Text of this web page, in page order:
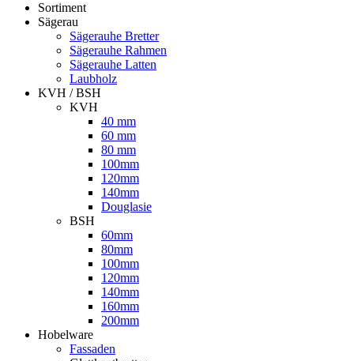
Sortiment
Sägerau
Sägerauhe Bretter
Sägerauhe Rahmen
Sägerauhe Latten
Laubholz
KVH / BSH
KVH
40 mm
60 mm
80 mm
100mm
120mm
140mm
Douglasie
BSH
60mm
80mm
100mm
120mm
140mm
160mm
200mm
Hobelware
Fassaden